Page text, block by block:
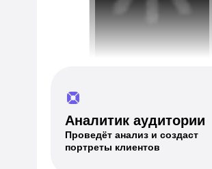
Аналитик аудитории
Проведёт анализ и создаст
портреты клиентов